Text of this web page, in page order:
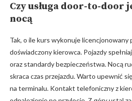
Czy usługa door-to-door
nocą
Tak, o ile kurs wykonuje licencjonowany
doświadczony kierowca. Pojazdy
oraz standardy bezpieczeństwa. Nocą
skraca czas przejazdu. Warto upewnić
na terminalu. Kontakt telefoniczny z